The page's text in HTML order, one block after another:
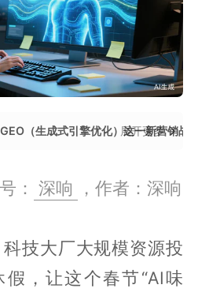
（生成式引擎优化）这一新营销战
展开更多
： 深响 ，作者：深响
技大厂大规模资源投
，让这个春节“AI味